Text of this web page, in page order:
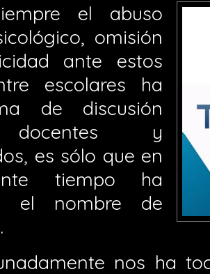
el abuso
omisión
ante estos
escolares ha
de discusión
y
es sólo que en
tiempo ha
el nombre de
nos ha